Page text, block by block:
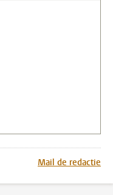
Mail de redactie